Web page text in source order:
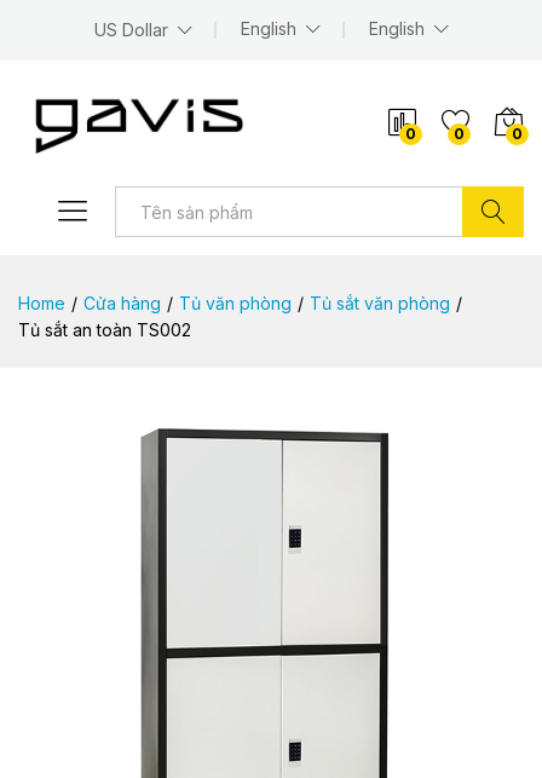
US Dollar English English
0 0 0
Home / Cửa hàng / Tủ văn phòng / Tủ sắt văn phòng /
Tủ sắt an toàn TS002